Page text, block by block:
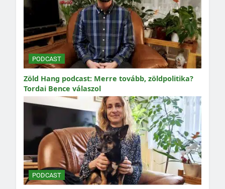
PODCAST
Zöld Hang podcast: Merre tovább, zöldpolitika?
Tordai Bence válaszol
PODCAST